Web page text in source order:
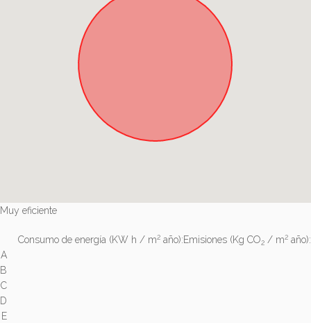
Muy eficiente
Consumo de energía (KW h / m2 año):Emisiones (Kg CO2 / m2 año):
A
B
C
D
E